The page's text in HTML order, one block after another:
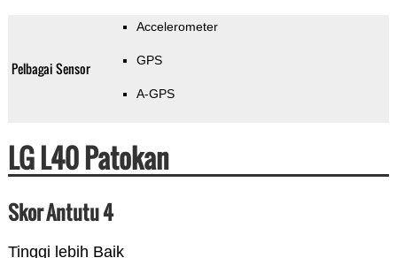
Pelbagai Sensor
Accelerometer
GPS
A-GPS
LG L40 Patokan
Skor Antutu 4
Tinggi lebih Baik